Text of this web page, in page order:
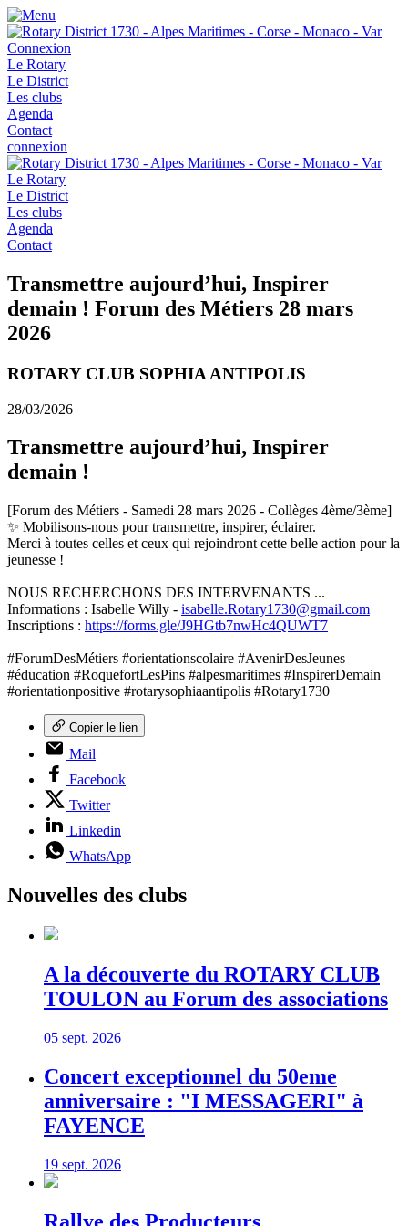
Connexion
Le Rotary
Le District
Les clubs
Agenda
Contact
connexion
Le Rotary
Le District
Les clubs
Agenda
Contact
Transmettre aujourd’hui, Inspirer
demain ! Forum des Métiers 28 mars
2026
ROTARY CLUB SOPHIA ANTIPOLIS
28/03/2026
Transmettre aujourd’hui, Inspirer
demain !
[Forum des Métiers - Samedi 28 mars 2026 - Collèges 4ème/3ème]
✨ Mobilisons-nous pour transmettre, inspirer, éclairer.
Merci à toutes celles et ceux qui rejoindront cette belle action pour la
jeunesse !
NOUS RECHERCHONS DES INTERVENANTS ...
Informations : Isabelle Willy - isabelle.Rotary1730@gmail.com
Inscriptions : https://forms.gle/J9HGtb7nwHc4QUWT7
#ForumDesMétiers #orientationscolaire #AvenirDesJeunes
#éducation #RoquefortLesPins #alpesmaritimes #InspirerDemain
#orientationpositive #rotarysophiaantipolis #Rotary1730
Copier le lien
Mail
Facebook
Twitter
Linkedin
WhatsApp
Nouvelles des clubs
A la découverte du ROTARY CLUB
TOULON au Forum des associations
05 sept. 2026
Concert exceptionnel du 50eme
anniversaire : "I MESSAGERI" à
FAYENCE
19 sept. 2026
Rallye des Producteurs